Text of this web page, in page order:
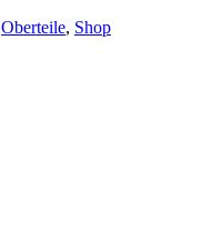
Oberteile, Shop